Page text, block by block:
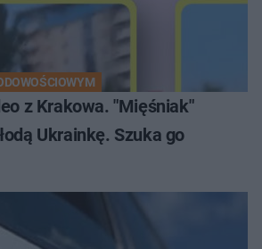
z Krakowa. "Mięśniak"
Ukrainkę. Szuka go